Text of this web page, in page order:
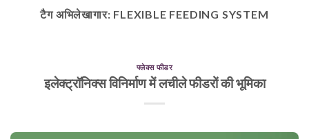
टैग अभिलेखागार: FLEXIBLE FEEDING SYSTEM
फ्लेक्स फीडर
इलेक्ट्रॉनिक्स विनिर्माण में लचीले फीडरों की भूमिका